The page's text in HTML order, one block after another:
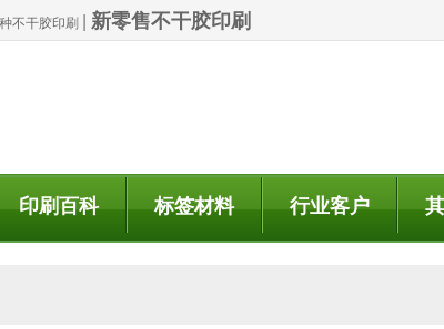
不干胶印刷 | 新零售不干胶印刷
印刷百科 标签材料 行业客户